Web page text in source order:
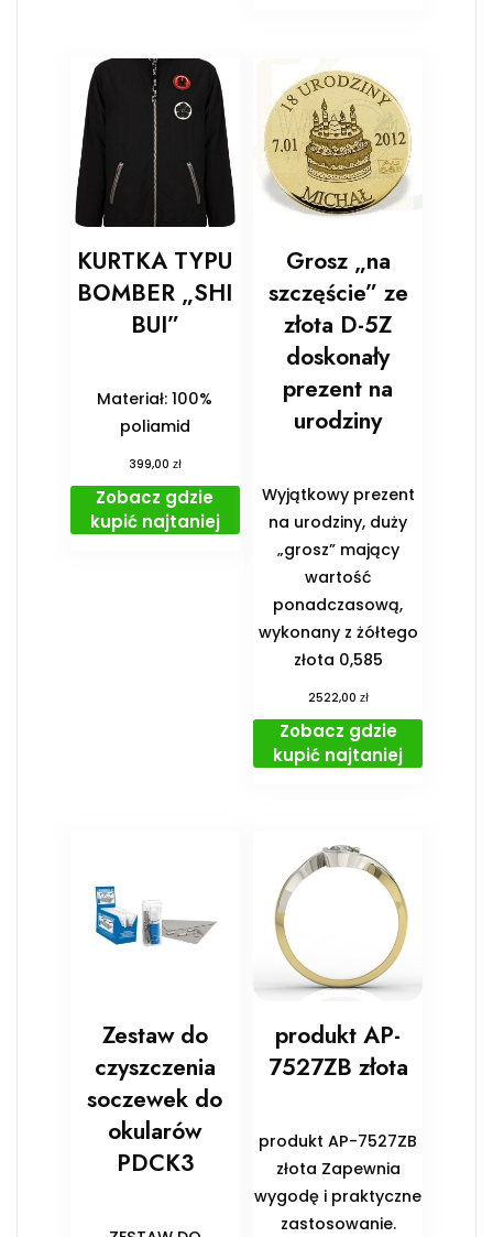
KURTKA TYPU
BOMBER „SHI
BUI”
Materiał: 100%
poliamid
399,00 zł
Zobacz gdzie
kupić najtaniej
Grosz „na
szczęście” ze
złota D-5Z
doskonały
prezent na
urodziny
Wyjątkowy prezent
na urodziny, duży
„grosz” mający
wartość
ponadczasową,
wykonany z żółtego
złota 0,585
2522,00 zł
Zobacz gdzie
kupić najtaniej
Zestaw do
czyszczenia
soczewek do
okularów
PDCK3
produkt AP-
7527ZB złota
produkt AP-7527ZB
złota Zapewnia
wygodę i praktyczne
zastosowanie.